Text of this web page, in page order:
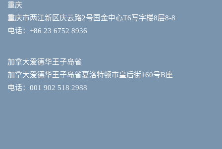
重庆
重庆市两江新区庆云路2号国金中心T6写字楼8层8-8
电话：+86 23 6752 8936
加拿大爱德华王子岛省
加拿大爱德华王子岛省夏洛特顿市皇后街160号B座
电话：001 902 518 2988